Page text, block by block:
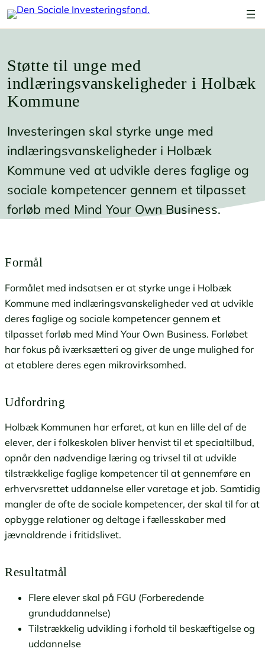
Spring
til
Støtte til unge med
indlæringsvanskeligheder i Holbæk
Kommune
Investeringen skal styrke unge med
indlæringsvanskeligheder i Holbæk
Kommune ved at udvikle deres faglige og
sociale kompetencer gennem et tilpasset
forløb med Mind Your Own Business.
Formål
Formålet med indsatsen er at styrke unge i Holbæk
Kommune med indlæringsvanskeligheder ved at udvikle
deres faglige og sociale kompetencer gennem et
tilpasset forløb med Mind Your Own Business. Forløbet
har fokus på iværksætteri og giver de unge mulighed for
at etablere deres egen mikrovirksomhed.
Udfordring
Holbæk Kommunen har erfaret, at kun en lille del af de
elever, der i folkeskolen bliver henvist til et specialtilbud,
opnår den nødvendige læring og trivsel til at udvikle
tilstrækkelige faglige kompetencer til at gennemføre en
erhvervsrettet uddannelse eller varetage et job. Samtidig
mangler de ofte de sociale kompetencer, der skal til for at
opbygge relationer og deltage i fællesskaber med
jævnaldrende i fritidslivet.
Resultatmål
Flere elever skal på FGU (Forberedende
grunduddannelse)
Tilstrækkelig udvikling i forhold til beskæftigelse og
uddannelse